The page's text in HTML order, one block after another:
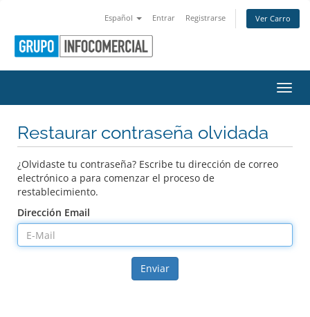
Español Entrar Registrarse Ver Carro
Restaurar contraseña olvidada
¿Olvidaste tu contraseña? Escribe tu dirección de correo
electrónico a para comenzar el proceso de
restablecimiento.
Dirección Email
Enviar